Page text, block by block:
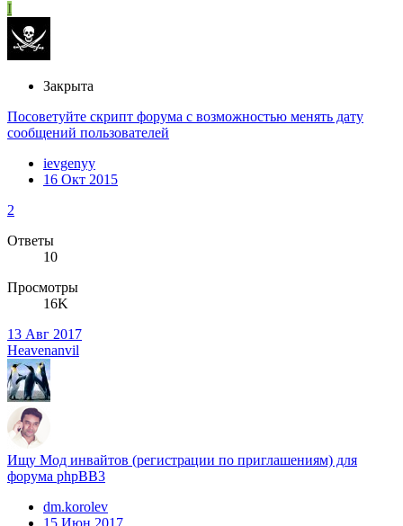
I
Закрыта
Посоветуйте скрипт форума с возможностью менять дату
сообщений пользователей
ievgenyy
16 Окт 2015
2
Ответы
10
Просмотры
16K
13 Авг 2017
Heavenanvil
Ищу Мод инвайтов (регистрации по приглашениям) для
форума phpBB3
dm.korolev
15 Июн 2017